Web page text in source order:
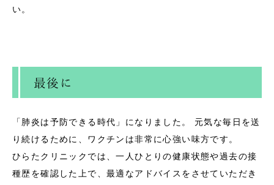
い。
最後に
「肺炎は予防できる時代」になりました。 元気な毎日を送
り続けるために、ワクチンは非常に心強い味方です。
ひらたクリニックでは、一人ひとりの健康状態や過去の接
種歴を確認した上で、最適なアドバイスをさせていただき